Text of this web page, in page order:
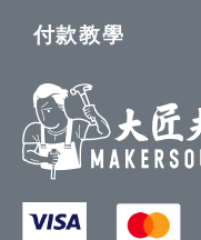
付款教學